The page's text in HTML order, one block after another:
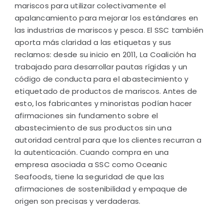
mariscos para utilizar colectivamente el
apalancamiento para mejorar los estándares en
las industrias de mariscos y pesca. El SSC también
aporta más claridad a las etiquetas y sus
reclamos: desde su inicio en 2011, La Coalición ha
trabajado para desarrollar pautas rígidas y un
código de conducta para el abastecimiento y
etiquetado de productos de mariscos. Antes de
esto, los fabricantes y minoristas podían hacer
afirmaciones sin fundamento sobre el
abastecimiento de sus productos sin una
autoridad central para que los clientes recurran a
la autenticación. Cuando compra en una
empresa asociada a SSC como Oceanic
Seafoods, tiene la seguridad de que las
afirmaciones de sostenibilidad y empaque de
origen son precisas y verdaderas.